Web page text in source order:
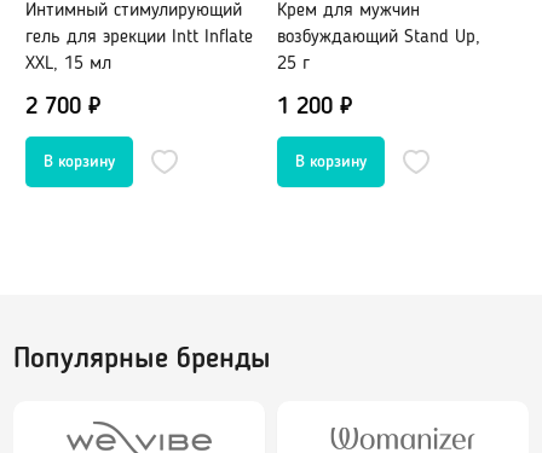
BDSM-Свечи
Украшения, пэстис
Игровые костюмы
Игровые аксессуары
Санта-Клаус
Лубриканты, духи
Нейтральные
Интимный стимулирующий
гель для эрекции Intt Inflate
XXL, 15 мл
2 700 ₽
Крем для мужчин
возбуждающий Stand Up,
25 г
1 200 ₽
Популярные бренды